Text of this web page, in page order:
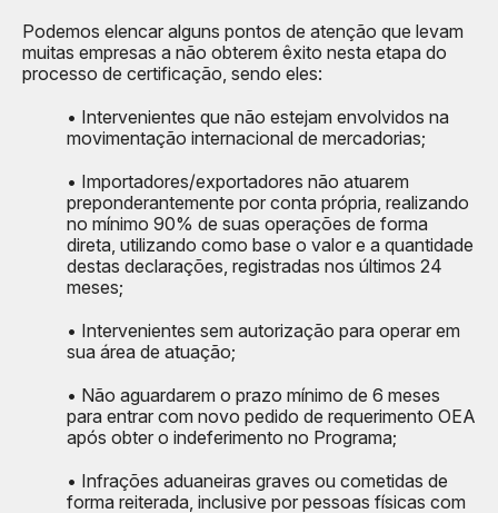
Podemos elencar alguns pontos de atenção que levam
muitas empresas a não obterem êxito nesta etapa do
processo de certificação, sendo eles:
• Intervenientes que não estejam envolvidos na
movimentação internacional de mercadorias;
• Importadores/exportadores não atuarem
preponderantemente por conta própria, realizando
no mínimo 90% de suas operações de forma
direta, utilizando como base o valor e a quantidade
destas declarações, registradas nos últimos 24
meses;
• Intervenientes sem autorização para operar em
sua área de atuação;
• Não aguardarem o prazo mínimo de 6 meses
para entrar com novo pedido de requerimento OEA
após obter o indeferimento no Programa;
• Infrações aduaneiras graves ou cometidas de
forma reiterada, inclusive por pessoas físicas com